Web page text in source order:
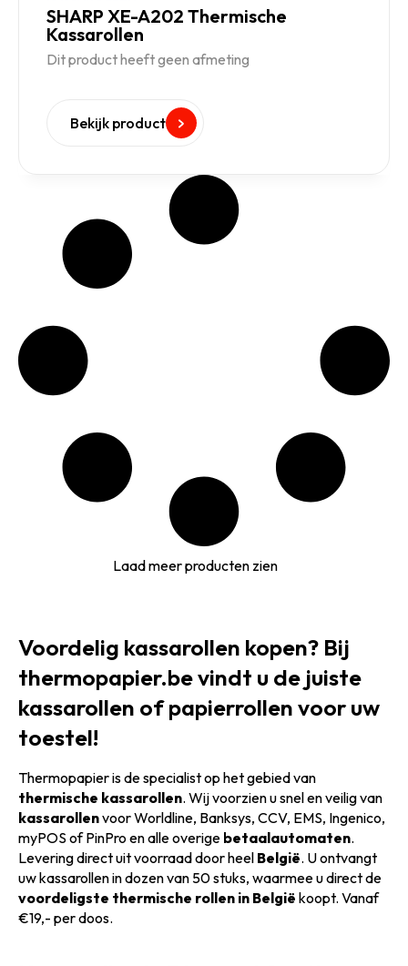
SHARP XE-A202 Thermische
Kassarollen
Dit product heeft geen afmeting
Bekijk product
Laad meer producten zien
Voordelig kassarollen kopen? Bij
thermopapier.be vindt u de juiste
kassarollen of papierrollen voor uw
toestel!
Thermopapier is de specialist op het gebied van
thermische kassarollen. Wij voorzien u snel en veilig van
kassarollenvoor Worldline, Banksys, CCV, EMS, Ingenico,
myPOS of PinPro en alle overige betaalautomaten.
Levering direct uit voorraad door heel België. U ontvangt
uw kassarollen in dozen van 50 stuks, waarmee u direct de
voordeligste thermische rollen in België koopt. Vanaf
€19,- per doos.